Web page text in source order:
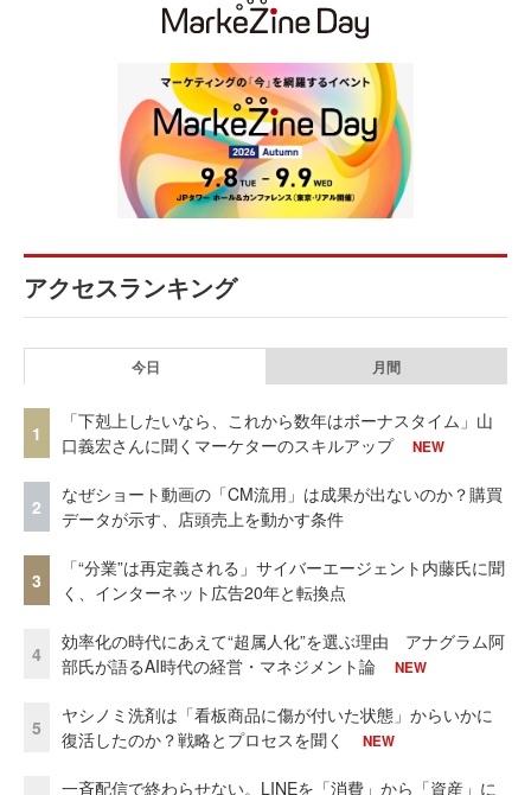
アクセスランキング
今日 月間
1
「下剋上したいなら、これから数年はボーナスタイム」山
口義宏さんに聞くマーケターのスキルアップ
NEW
2
なぜショート動画の「CM流用」は成果が出ないのか？購買
データが示す、店頭売上を動かす条件
3
「“分業”は再定義される」サイバーエージェント内藤氏に聞
く、インターネット広告20年と転換点
4
効率化の時代にあえて“超属人化”を選ぶ理由 アナグラム阿
部氏が語るAI時代の経営・マネジメント論
NEW
5
ヤシノミ洗剤は「看板商品に傷が付いた状態」からいかに
復活したのか？戦略とプロセスを聞く
NEW
一斉配信で終わらせない。LINEを「消費」から「資産」に